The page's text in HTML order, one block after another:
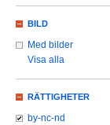
BILD
Med bilder
Visa alla
RÄTTIGHETER
by-nc-nd